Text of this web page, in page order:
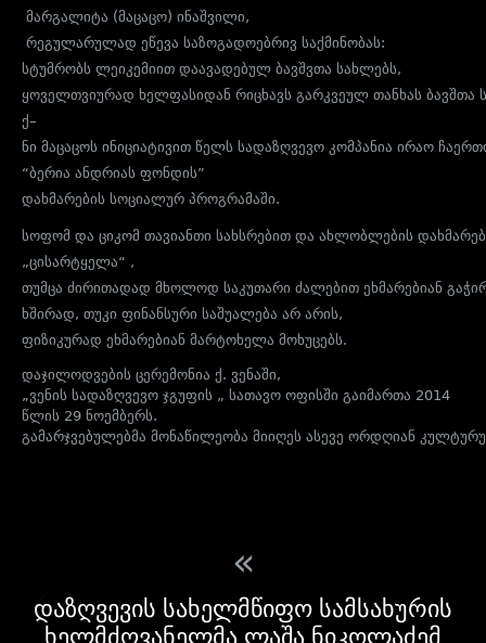
მარგალიტა (მაცაცო) ინაშვილი,
რეგულარულად ეწევა საზოგადოებრივ საქმინობას:
სტუმრობს ლეიკემიით დაავადებულ ბავშვთა სახლებს,
ყოველთვიურად ხელფასიდან რიცხავს გარკვეულ თანხას ბავშთა
ქ–
ნი მაცაცოს ინიციატივით წელს სადაზღვევო კომპანია ირაო
“ბერია ანდრიას ფონდის”
დახმარების სოციალურ პროგრამაში.
სოფომ და ციკომ თავიანთი სახსრებით და ახლობლების
„ცისარტყელა“ ,
თუმცა ძირითადად მხოლოდ საკუთარი ძალებით ეხმარებიან
ხშირად, თუკი ფინანსური საშუალება არ არის,
ფიზიკურად ეხმარებიან მარტოხელა მოხუცებს.
დაჯილოდვების ცერემონია ქ . ვენაში,
„ვენის სადაზღვევო ჯგუფის „ სათავო ოფისში გაიმართა 2014
წლის 29 ნოემბერს.
გამარჯვებულებმა მონაწილეობა მიიღეს ასევე ორდღიან
«
დაზღვევის სახელმწიფო სამსახურის
ხელმძღვანელმა ლაშა ნიკოლაძემ